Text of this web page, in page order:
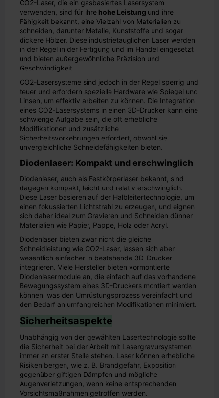
CO2-Laser, die ein gasbasiertes Lasersystem
verwenden, sind für ihre hohe Leistung und ihre
Fähigkeit bekannt, eine Vielzahl von Materialien zu
schneiden, darunter Metalle, Kunststoffe und sogar
dickere Hölzer. Diese industrietauglichen Laser werden
in der Regel in der Fertigung und im Handel eingesetzt
und bieten außergewöhnliche Präzision und
Geschwindigkeit.
CO2-Lasersysteme sind jedoch in der Regel sperrig und
teuer und erfordern spezielle Hardware wie Spiegel und
Linsen, um effektiv arbeiten zu können. Die Integration
eines CO2-Lasersystems in einen 3D-Drucker kann eine
schwierige Aufgabe sein, die oft erhebliche
Modifikationen und zusätzliche
Sicherheitsvorkehrungen erfordert, obwohl sie
unvergleichliche Schneidefähigkeiten bieten.
Diodenlaser: Kompakt und erschwinglich
Diodenlaser, auch als Festkörperlaser bekannt, sind
dagegen kompakt, leicht und relativ erschwinglich.
Diese Laser basieren auf der Halbleitertechnologie, um
einen fokussierten Lichtstrahl zu erzeugen, und eignen
sich daher ideal zum Gravieren und Schneiden dünner
Materialien wie Papier, Pappe, Holz oder Acryl.
Diodenlaser bieten zwar nicht die gleiche
Schneidleistung wie CO2-Laser, lassen sich aber
wesentlich einfacher in bestehende 3D-Drucker
integrieren. Viele Hersteller bieten vormontierte
Diodenlasermodule an, die einfach auf das vorhandene
Bewegungssystem eines 3D-Druckers montiert werden
können, was den Umrüstungsprozess vereinfacht und
den Bedarf an umfangreichen Modifikationen minimiert.
Sicherheitsaspekte
Unabhängig von der gewählten Lasertechnologie sollte
die Sicherheit bei der Arbeit mit Lasergravursystemen
immer an erster Stelle stehen. Laser können erhebliche
Risiken bergen, wie z. B. Brandgefahr, Exposition
gegenüber giftigen Dämpfen und mögliche
Augenverletzungen, wenn keine entsprechenden
Vorsichtsmaßnahmen getroffen werden.